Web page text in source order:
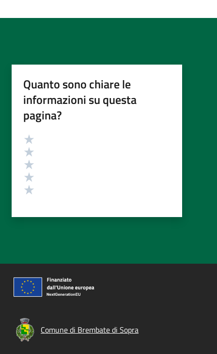
Quanto sono chiare le
informazioni su questa
pagina?
Valutazione
Comune di Brembate di Sopra